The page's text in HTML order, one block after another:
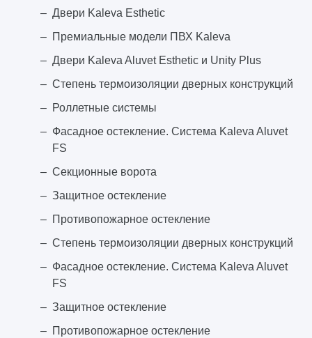
Двери Kaleva Esthetic
Премиальные модели ПВХ Kaleva
Двери Kaleva Aluvet Esthetic и Unity Plus
Степень термоизоляции дверных конструкций
Роллетные системы
Фасадное остекление. Система Kaleva Aluvet
FS
Секционные ворота
Защитное остекление
Противопожарное остекление
Степень термоизоляции дверных конструкций
Фасадное остекление. Система Kaleva Aluvet
FS
Защитное остекление
Противопожарное остекление